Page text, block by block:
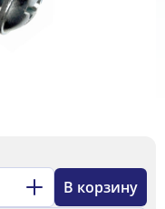
В корзину